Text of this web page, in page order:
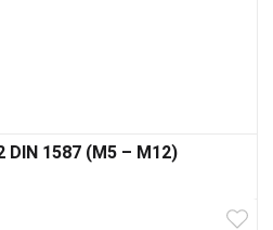
1587 (M5 – M12)